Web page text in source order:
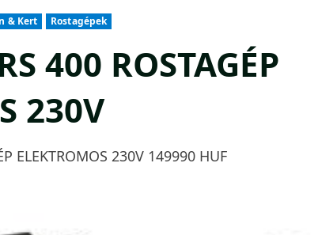
& Kert Rostagépek
400 ROSTAGÉP
230V
ELEKTROMOS 230V 149990 HUF